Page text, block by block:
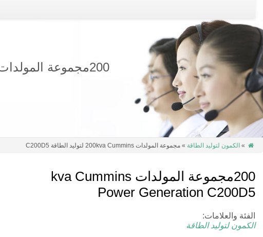
200مجموعة المولدات KVA CUMMINS POWER GENERATION C200D5

» الكمون لتوليد الطاقة » مجموعة المولدات 200kva Cummins لتوليد الطاقة C200D5
200مجموعة المولدات kva Cummins
Power Generation C200D5
الفئة والعلامات:
الكمون لتوليد الطاقة